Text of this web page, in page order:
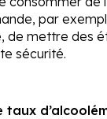
par
mettre des
sécurité.